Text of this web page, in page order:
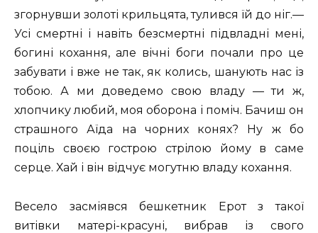
згорнувши золоті крильцята, тулився їй до ніг.—
Усі смертні і навіть безсмертні підвладні мені,
богині кохання, але вічні боги почали про це
забувати і вже не так, як колись, шанують нас із
тобою. А ми доведемо свою владу — ти ж,
хлопчику любий, моя оборона і поміч. Бачиш он
страшного Аїда на чорних конях? Ну ж бо
поціль своєю гострою стрілою йому в саме
серце. Хай і він відчує могутню владу кохання.
Весело засміявся бешкетник Ерот з такої
витівки матері-красуні, вибрав із свого